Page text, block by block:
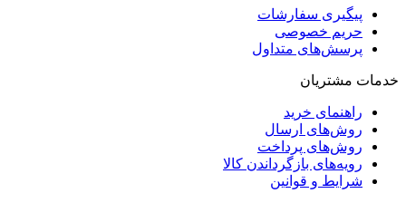
پیگیری سفارشات
حریم خصوصی
پرسش‌های متداول
خدمات مشتریان
راهنمای خرید
روش‌های ارسال
روش‌های پرداخت
رویه‌های بازگرداندن کالا
شرایط و قوانین